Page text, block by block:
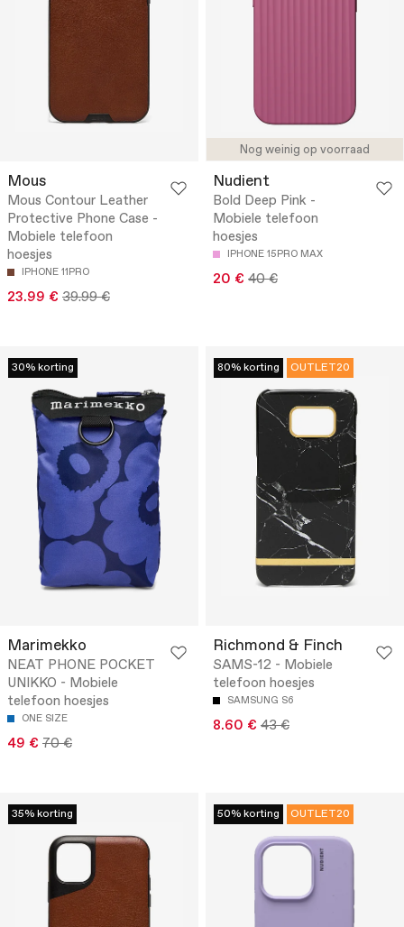
Mous
Mous Contour Leather
Protective Phone Case -
Mobiele telefoon
hoesjes
IPHONE 11PRO
23.99 € 39.99 €
Nog weinig op voorraad
Nudient
Bold Deep Pink -
Mobiele telefoon
hoesjes
IPHONE 15PRO MAX
20 € 40 €
30% korting
Marimekko
NEAT PHONE POCKET
UNIKKO - Mobiele
telefoon hoesjes
ONE SIZE
49 € 70 €
80% korting OUTLET20
Richmond & Finch
SAMS-12 - Mobiele
telefoon hoesjes
SAMSUNG S6
8.60 € 43 €
35% korting 50% korting OUTLET20